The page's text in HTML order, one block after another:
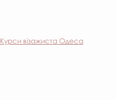
Курси візажиста Одеса